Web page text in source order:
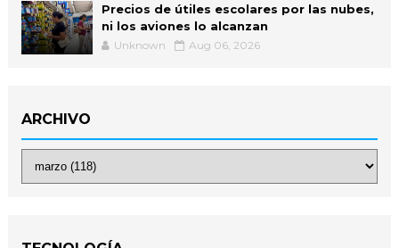
Precios de útiles escolares por las nubes,
ni los aviones lo alcanzan
Unknown Aug 06, 2026
ARCHIVO